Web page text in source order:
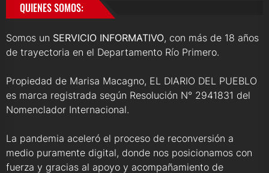
QUIENES SOMOS:
Somos un SERVICIO INFORMATIVO, con más de 18 años
de trayectoria en el Departamento Río Primero.
Propiedad de Marisa Macagno, EL DIARIO DEL PUEBLO
es marca registrada según Resolución N° 2941831 del
Nomenclador Internacional.
La pandemia aceleró el proceso de reconversión a
medio puramente digital, donde nos posicionamos con
fuerza y gracias al apoyo y acompañamiento de